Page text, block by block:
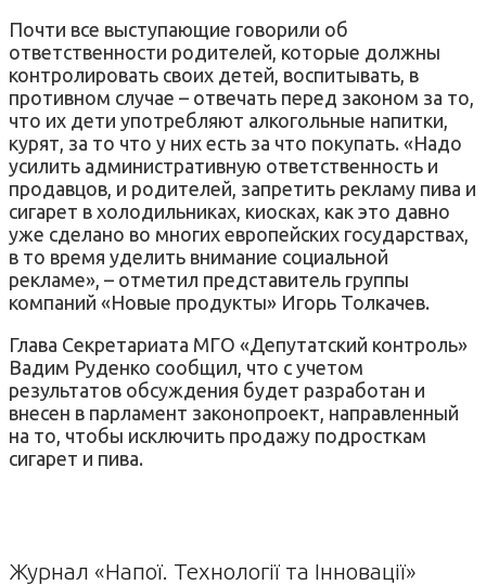
Почти все выступающие говорили об
ответственности родителей, которые должны
контролировать своих детей, воспитывать, в
противном случае – отвечать перед законом за то,
что их дети употребляют алкогольные напитки,
курят, за то что у них есть за что покупать. «Надо
усилить административную ответственность и
продавцов, и родителей, запретить рекламу пива и
сигарет в холодильниках, киосках, как это давно
уже сделано во многих европейских государствах,
в то время уделить внимание социальной
рекламе», – отметил представитель группы
компаний «Новые продукты» Игорь Толкачев.
Глава Секретариата МГО «Депутатский контроль»
Вадим Руденко сообщил, что с учетом
результатов обсуждения будет разработан и
внесен в парламент законопроект, направленный
на то, чтобы исключить продажу подросткам
сигарет и пива.
Журнал «Напої. Технології та Інновації»